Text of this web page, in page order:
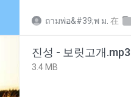
ถามพ่อ&#39;พ ม. 在
진성 - 보릿고개.mp3
3.4 MB